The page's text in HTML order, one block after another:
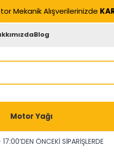
Mekanik Alışverilerinizde
Blog
Motor Yağı
ÖNCEKİ SİPARİŞLERDE